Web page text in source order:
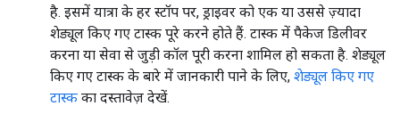
है. इसमें यात्रा के हर स्टॉप पर, ड्राइवर को एक या उससे ज़्यादा
शेड्यूल किए गए टास्क पूरे करने होते हैं. टास्क में पैकेज डिलीवर
करना या सेवा से जुड़ी कॉल पूरी करना शामिल हो सकता है. शेड्यूल
किए गए टास्क के बारे में जानकारी पाने के लिए, शेड्यूल किए गए
टास्क का दस्तावेज़ देखें.